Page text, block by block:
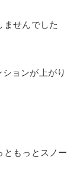
せんでした
ョンが上がり
もっとスノー